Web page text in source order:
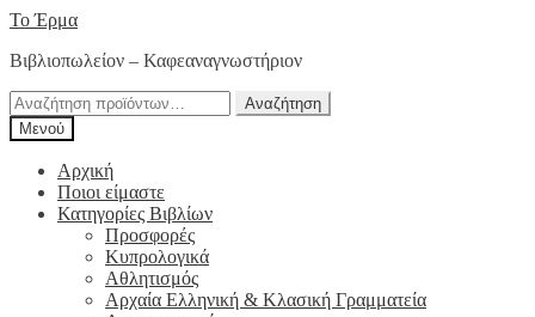
Απευθείας
στην
Μετάβαση
περιεχόμενο
Το Έρμα
Βιβλιοπωλείον – Καφεαναγνωστήριον
Αναζήτηση
για:
Αναζήτηση
Μενού
Αρχική
Ποιοι είμαστε
Κατηγορίες Βιβλίων
Προσφορές
Κυπρολογικά
Αθλητισμός
Αρχαία Ελληνική & Κλασική Γραμματεία